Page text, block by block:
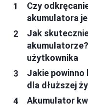
Czy
akumulatora
Jak
użytkownika
Jakie powinno
dla dłuższej
Akumulator